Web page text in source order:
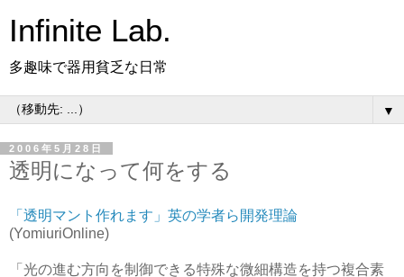
Infinite Lab.
多趣味で器用貧乏な日常
▼
2006年5月28日
透明になって何をする
「透明マント作れます」英の学者ら開発理論
(YomiuriOnline)
「光の進む方向を制御できる特殊な微細構造を持つ複合素